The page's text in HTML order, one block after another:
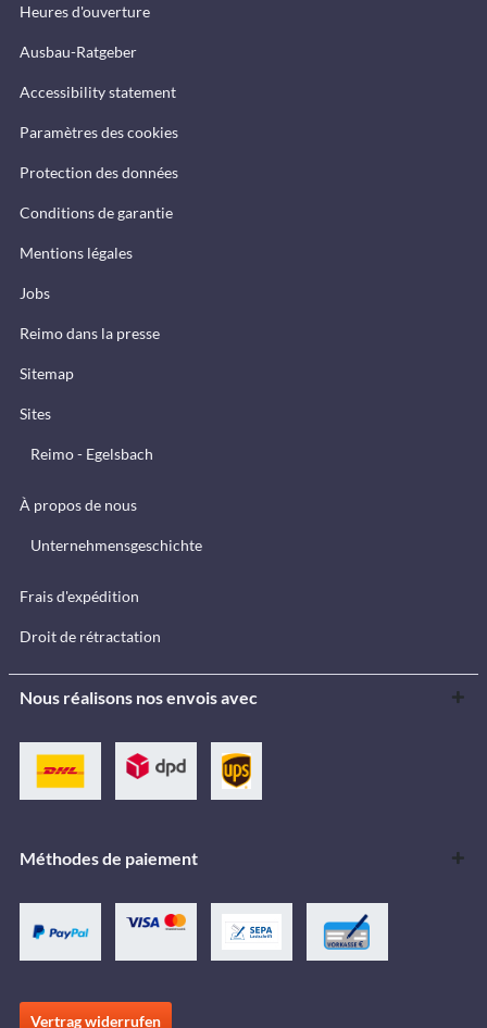
Heures d'ouverture
Ausbau-Ratgeber
Accessibility statement
Paramètres des cookies
Protection des données
Conditions de garantie
Mentions légales
Jobs
Reimo dans la presse
Sitemap
Sites
Reimo - Egelsbach
À propos de nous
Unternehmensgeschichte
Frais d'expédition
Droit de rétractation
Nous réalisons nos envois avec
Méthodes de paiement
Vertrag widerrufen